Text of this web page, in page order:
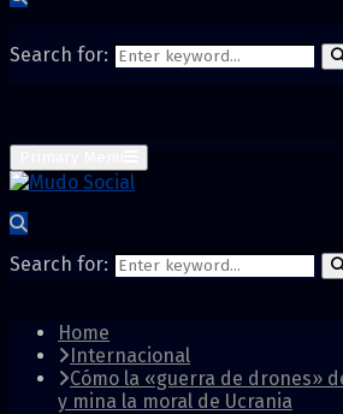
Search for:
Search for:
Home
Internacional
Cómo la «guerra de drones»
y mina la moral de Ucrania